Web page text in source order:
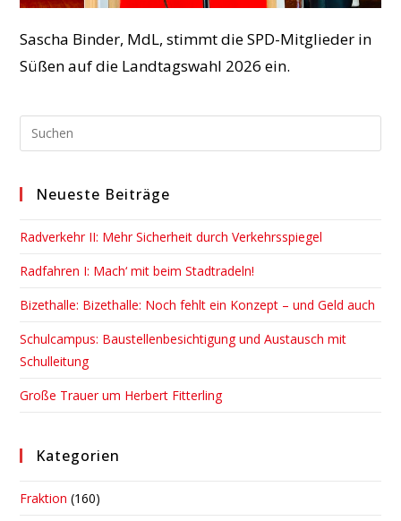
Sascha Binder, MdL, stimmt die SPD-Mitglieder in
Süßen auf die Landtagswahl 2026 ein.
Neueste Beiträge
Radverkehr II: Mehr Sicherheit durch Verkehrsspiegel
Radfahren I: Mach‘ mit beim Stadtradeln!
Bizethalle: Bizethalle: Noch fehlt ein Konzept – und Geld auch
Schulcampus: Baustellenbesichtigung und Austausch mit
Schulleitung
Große Trauer um Herbert Fitterling
Kategorien
Fraktion (160)